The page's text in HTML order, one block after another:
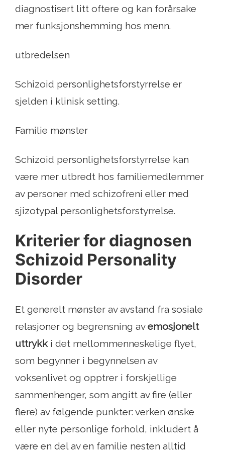
diagnostisert litt oftere og kan forårsake
mer funksjonshemming hos menn.
utbredelsen
Schizoid personlighetsforstyrrelse er
sjelden i klinisk setting.
Familie mønster
Schizoid personlighetsforstyrrelse kan
være mer utbredt hos familiemedlemmer
av personer med schizofreni eller med
sjizotypal personlighetsforstyrrelse.
Kriterier for diagnosen
Schizoid Personality
Disorder
Et generelt mønster av avstand fra sosiale
relasjoner og begrensning avemosjonelt
uttrykki det mellommenneskelige flyet,
som begynner i begynnelsen av
voksenlivet og opptrer i forskjellige
sammenhenger, som angitt av fire (eller
flere) av følgende punkter: verken ønske
eller nyte personlige forhold, inkludert å
være en del av en familie nesten alltid